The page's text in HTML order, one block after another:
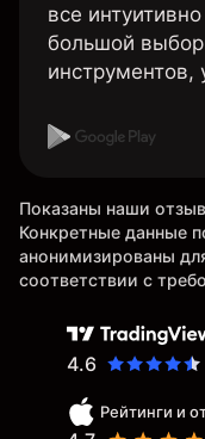
все
большой
инструментов,
Показаны наши
Конкретные данные
анонимизированы
соответствии с
4.6
Рейтинги и